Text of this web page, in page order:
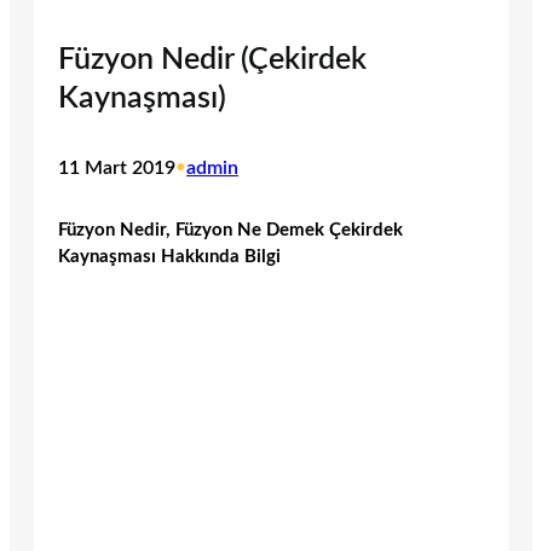
Füzyon Nedir (Çekirdek
Kaynaşması)
11 Mart 2019•admin
Füzyon Nedir, Füzyon Ne Demek Çekirdek
Kaynaşması Hakkında Bilgi